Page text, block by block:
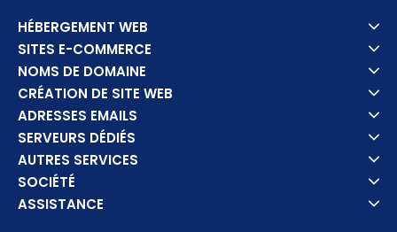
HÉBERGEMENT WEB
SITES E-COMMERCE
NOMS DE DOMAINE
CRÉATION DE SITE WEB
ADRESSES EMAILS
SERVEURS DÉDIÉS
AUTRES SERVICES
SOCIÉTÉ
ASSISTANCE